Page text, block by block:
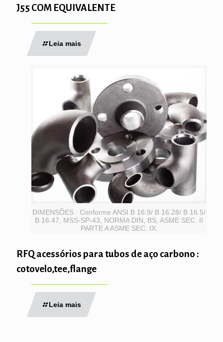
J55 COM EQUIVALENTE
Leia mais
DIMENSÕES : Conforme ANSI B 16.9/ B 16.28/ B 16.5/
B 16.47, MSS-SP-43, NORMA DIN, BS, ASME SEC. II
PARTE A ASME SEC. IX.
RFQ acessórios para tubos de aço carbono :
cotovelo,tee,flange
Leia mais